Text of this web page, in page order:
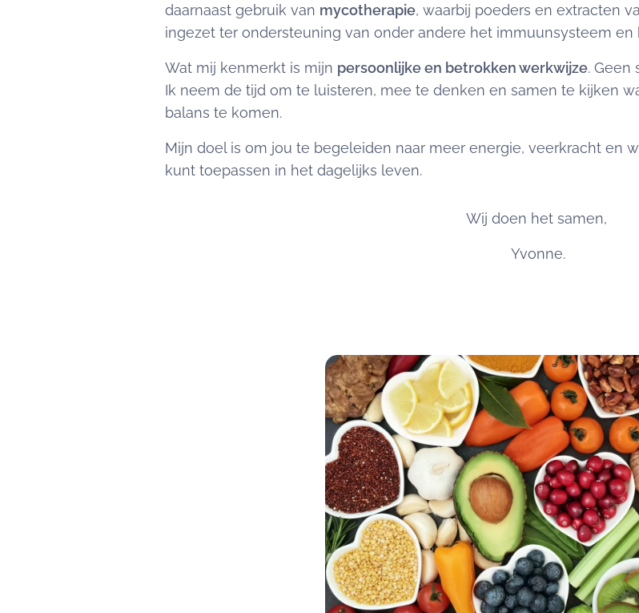
daarnaast gebruik van mycotherapie, waarbij poeders en extracten
ingezet ter ondersteuning van onder andere het immuunsysteem en
Wat mij kenmerkt is mijn persoonlijke en betrokken werkwijze. Geen
Ik neem de tijd om te luisteren, mee te denken en samen te kijken
balans te komen.
Mijn doel is om jou te begeleiden naar meer energie, veerkracht en
kunt toepassen in het dagelijks leven.
Wij doen het samen,
Yvonne.